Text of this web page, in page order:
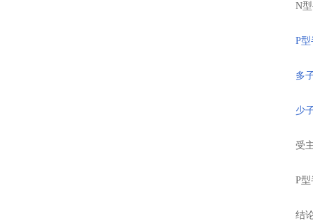
N型半
P
多
少
受主
P型半
结论